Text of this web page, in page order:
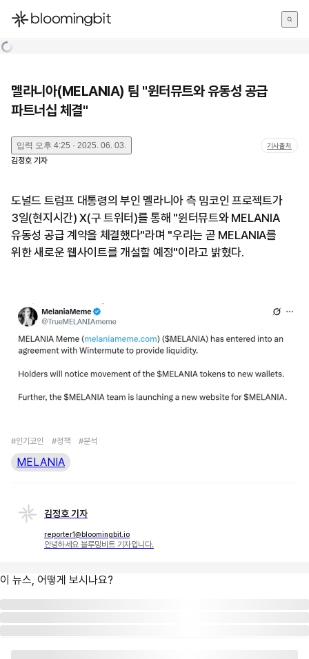
한국어
멜라니아(MELANIA) 팀 "윈터뮤트와 유동성 공급
파트너십 체결"
입력 오후 4:25 · 2025. 06. 03. 기사출처
김정호 기자
도널드 트럼프 대통령의 부인 멜라니아 측 밈코인 프로젝트가
3일(현지시간) X(구 트위터)를 통해 "윈터뮤트와 MELANIA
유동성 공급 계약을 체결했다"라며 "우리는 곧 MELANIA를
위한 새로운 웹사이트를 개설할 예정"이라고 밝혔다.
#인기코인 #정책 #분석
MELANIA
김정호 기자
reporter1@bloomingbit.io
안녕하세요 블루밍비트 기자입니다.
이 뉴스, 어떻게 보시나요?